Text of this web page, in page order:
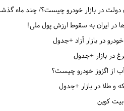
در بازار خودرو چیست؟/ چند ماه
در ایران به سقوط ارزش پول ملی!
در بازار آزاد +جدول
در بازار +جدول
از اگزوز خودرو چیست؟
و طلا در بازار +جدول
کوین